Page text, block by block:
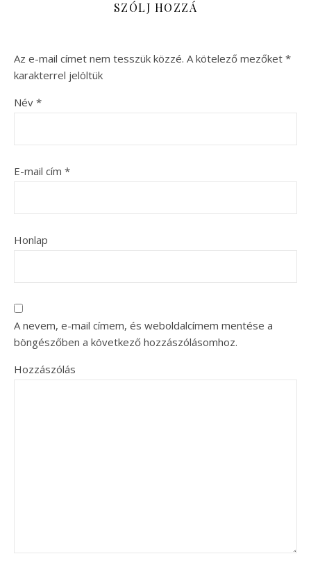
SZÓLJ HOZZÁ
Az e-mail címet nem tesszük közzé. A kötelező mezőket *
karakterrel jelöltük
Név *
E-mail cím *
Honlap
A nevem, e-mail címem, és weboldalcímem mentése a
böngészőben a következő hozzászólásomhoz.
Hozzászólás